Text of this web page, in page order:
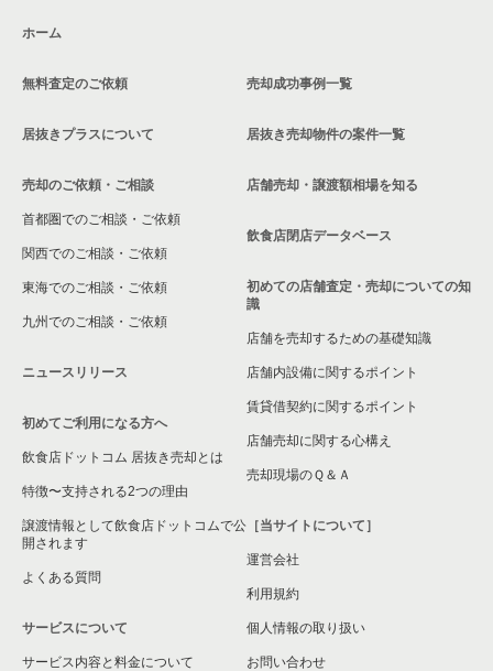
茅ヶ崎市の飲食店の居抜き売却物件の案件一覧
川崎市麻生区の飲食店の居抜き売却物件の案件一覧
相模原市中央区の飲食店の居抜き売却物件の案件一覧
横浜市保土ケ谷区の飲食店の居抜き売却物件の案件一覧
横浜市旭区の飲食店の居抜き売却物件の案件一覧
横浜市緑区の飲食店の居抜き売却物件の案件一覧
平塚市の飲食店の居抜き売却物件の案件一覧
横浜市港南区の飲食店の居抜き売却物件の案件一覧
横須賀市の飲食店の居抜き売却物件の案件一覧
三浦市の飲食店の居抜き売却物件の案件一覧
藤沢市の飲食店の居抜き売却物件の案件一覧
横浜市栄区の飲食店の居抜き売却物件の案件一覧
ホーム
無料査定のご依頼
居抜きプラスについて
売却のご依頼・ご相談
首都圏でのご相談・ご依頼
関西でのご相談・ご依頼
東海でのご相談・ご依頼
九州でのご相談・ご依頼
ニュースリリース
初めてご利用になる方へ
飲食店ドットコム 居抜き売却とは
特徴〜支持される2つの理由
譲渡情報として飲食店ドットコムで公
開されます
よくある質問
サービスについて
サービス内容と料金について
売却成功事例一覧
居抜き売却物件の案件一覧
店舗売却・譲渡額相場を知る
飲食店閉店データベース
初めての店舗査定・売却についての知
識
店舗を売却するための基礎知識
店舗内設備に関するポイント
賃貸借契約に関するポイント
店舗売却に関する心構え
売却現場のＱ＆Ａ
［当サイトについて］
運営会社
利用規約
個人情報の取り扱い
お問い合わせ